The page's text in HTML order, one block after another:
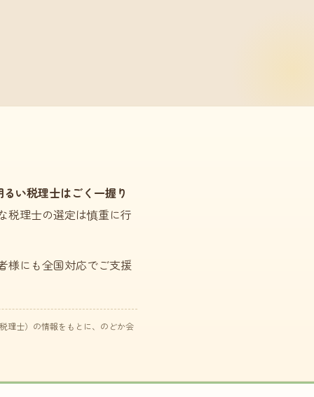
い税理士はごく一握り
税理士の選定は慎重に行
様にも全国対応でご支援
理士）の情報をもとに、のどか会